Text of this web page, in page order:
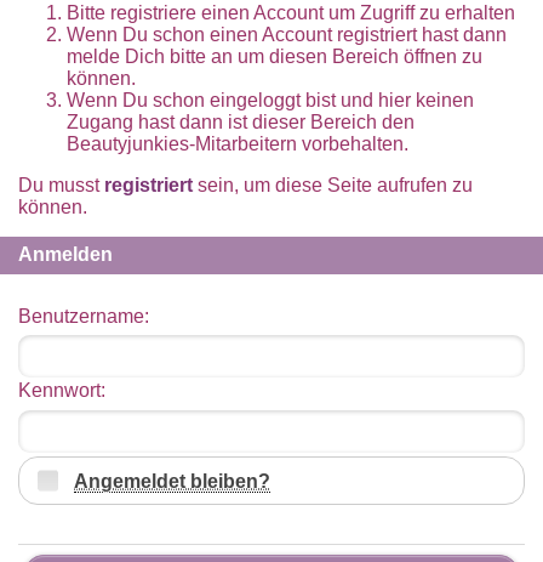
Bitte registriere einen Account um Zugriff zu erhalten
Wenn Du schon einen Account registriert hast dann
melde Dich bitte an um diesen Bereich öffnen zu
können.
Wenn Du schon eingeloggt bist und hier keinen
Zugang hast dann ist dieser Bereich den
Beautyjunkies-Mitarbeitern vorbehalten.
Du musst registriert sein, um diese Seite aufrufen zu
können.
Anmelden
Benutzername:
Kennwort:
Angemeldet bleiben?